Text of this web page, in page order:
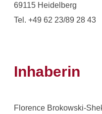
69115 Heidelberg
Tel. +49 62 23/89 28 43
Inhaberin
Florence Brokowski-